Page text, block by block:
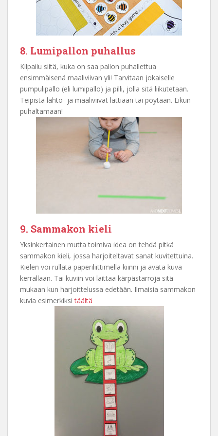
8. Lumipallon puhallus
Kilpailu siitä, kuka on saa pallon puhallettua
ensimmäisenä maaliviivan yli! Tarvitaan jokaiselle
pumpulipallo (eli lumipallo) ja pilli, jolla sitä liikutetaan.
Teipistä lähtö- ja maaliviivat lattiaan tai pöytään. Eikun
puhaltamaan!
9. Sammakon kieli
Yksinkertainen mutta toimiva idea on tehdä pitkä
sammakon kieli, jossa harjoiteltavat sanat kuvitettuina.
Kielen voi rullata paperiliittimellä kiinni ja avata kuva
kerrallaan. Tai kuviin voi laittaa kärpästarroja sitä
mukaan kun harjoittelussa edetään. Ilmaisia sammakon
kuvia esimerkiksitäältä